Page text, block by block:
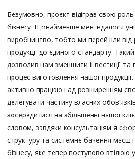
Безумовно, проєкт відіграв свою
бізнесу. Щонайменше мені вдалося
виробництво, тобто ми перейшли від
продукції до єдиного стандарту.
дозволив нам зменшити інвестиції та
процес виготовлення нашої
активно працюю над розширенням
делегувати частину власних
зосередитися на збільшенні нашої
словом, завдяки консультаціям я
структуру та системне бачення
бізнесу, яке тепер поступово втілюю